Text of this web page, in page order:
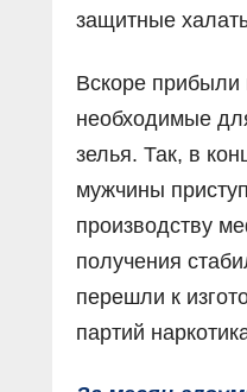
защитные
Вскоре прибыли
необходимые
зелья. Так, в
мужчины
производству
получения
перешли к
партий